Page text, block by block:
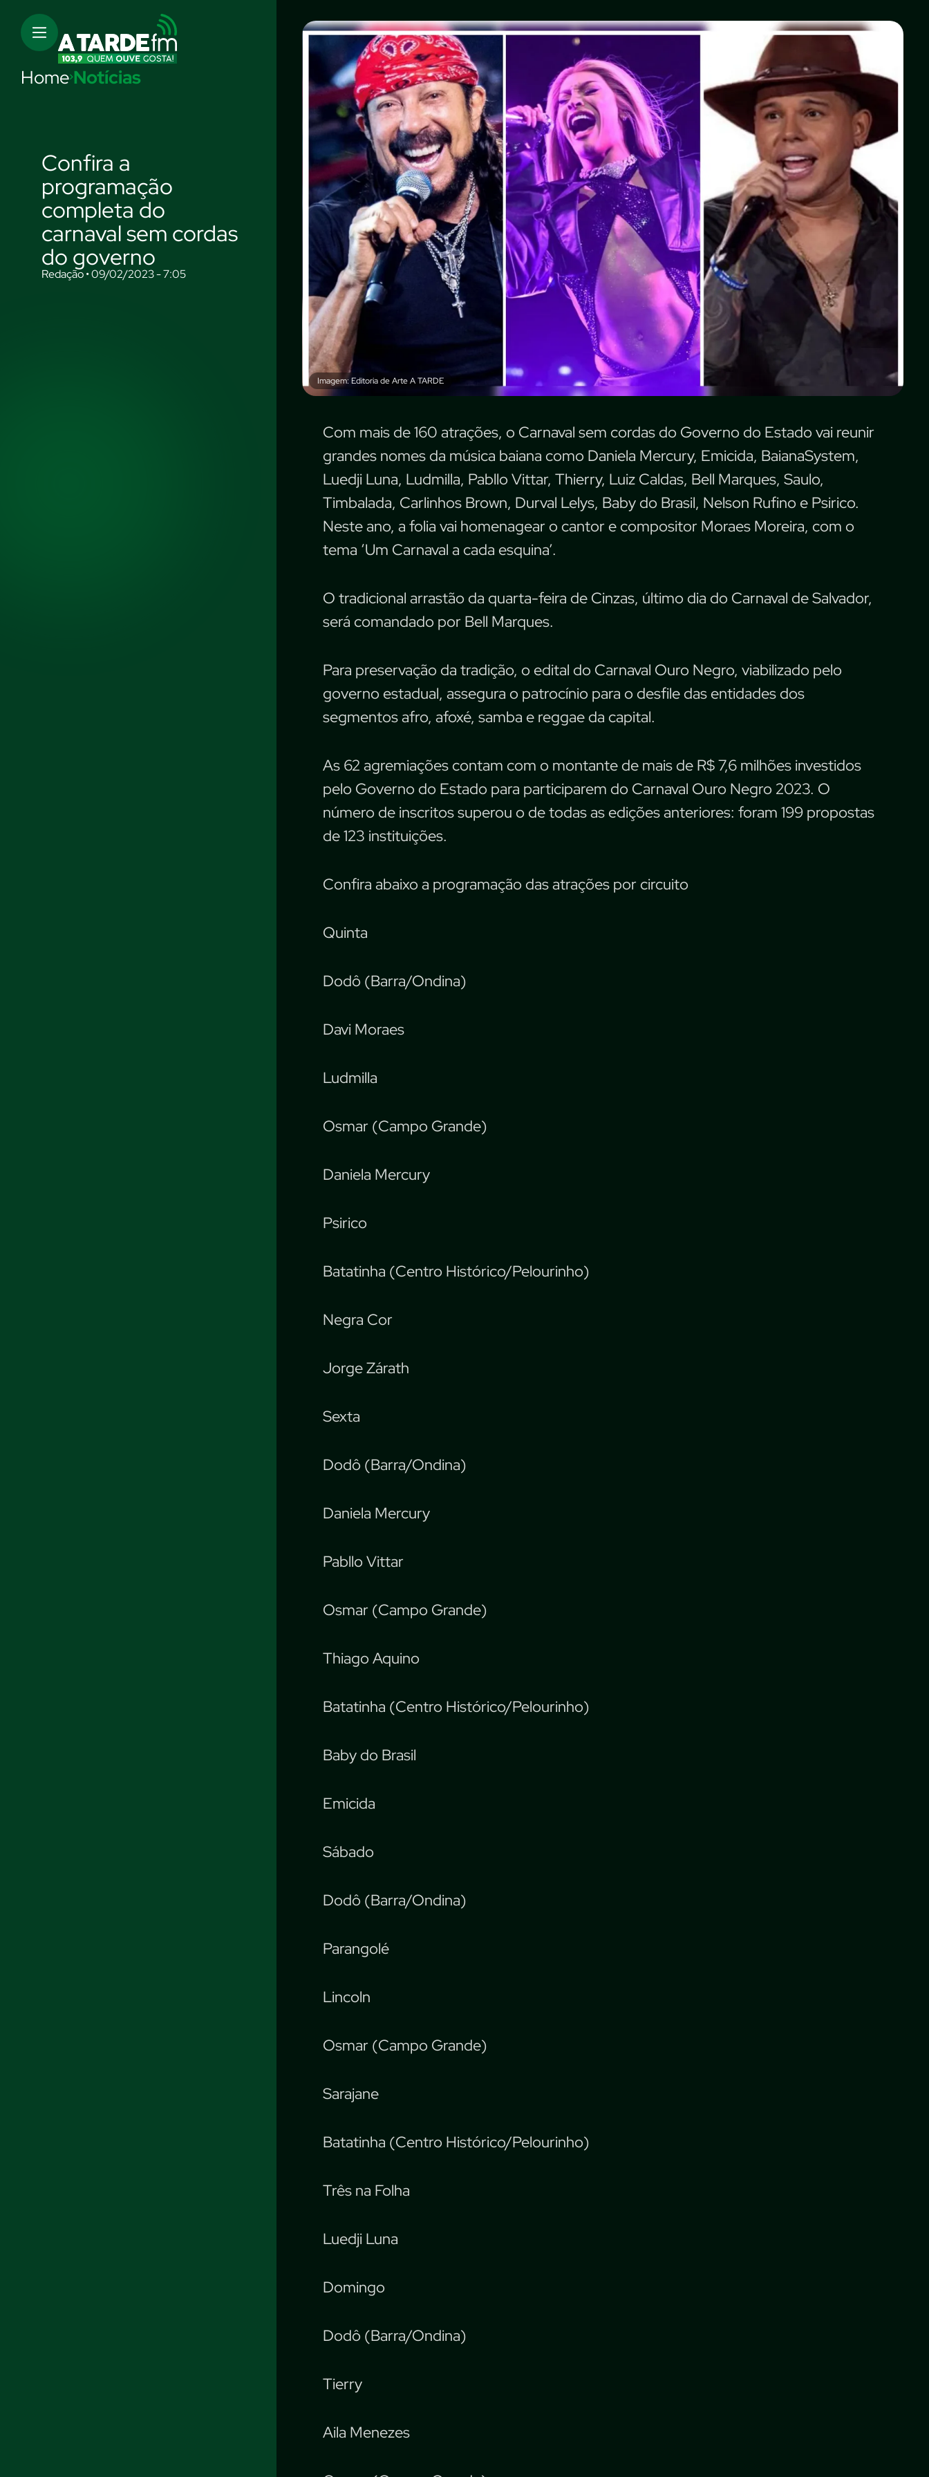
Home Notícias
Confira a
programação
completa do
carnaval sem cordas
do governo
Redação • 09/02/2023 - 7:05
Imagem: Editoria de Arte A TARDE
Com mais de 160 atrações, o Carnaval sem cordas do Governo do Estado vai reunir
grandes nomes da música baiana como Daniela Mercury, Emicida, BaianaSystem,
Luedji Luna, Ludmilla, Pabllo Vittar, Thierry, Luiz Caldas, Bell Marques, Saulo,
Timbalada, Carlinhos Brown, Durval Lelys, Baby do Brasil, Nelson Rufino e Psirico.
Neste ano, a folia vai homenagear o cantor e compositor Moraes Moreira, com o
tema ‘Um Carnaval a cada esquina’.
O tradicional arrastão da quarta-feira de Cinzas, último dia do Carnaval de Salvador,
será comandado por Bell Marques.
Para preservação da tradição, o edital do Carnaval Ouro Negro, viabilizado pelo
governo estadual, assegura o patrocínio para o desfile das entidades dos
segmentos afro, afoxé, samba e reggae da capital.
As 62 agremiações contam com o montante de mais de R$ 7,6 milhões investidos
pelo Governo do Estado para participarem do Carnaval Ouro Negro 2023. O
número de inscritos superou o de todas as edições anteriores: foram 199 propostas
de 123 instituições.
Confira abaixo a programação das atrações por circuito
Quinta
Dodô (Barra/Ondina)
Davi Moraes
Ludmilla
Osmar (Campo Grande)
Daniela Mercury
Psirico
Batatinha (Centro Histórico/Pelourinho)
Negra Cor
Jorge Zárath
Sexta
Dodô (Barra/Ondina)
Daniela Mercury
Pabllo Vittar
Osmar (Campo Grande)
Thiago Aquino
Batatinha (Centro Histórico/Pelourinho)
Baby do Brasil
Emicida
Sábado
Dodô (Barra/Ondina)
Parangolé
Lincoln
Osmar (Campo Grande)
Sarajane
Batatinha (Centro Histórico/Pelourinho)
Três na Folha
Luedji Luna
Domingo
Dodô (Barra/Ondina)
Tierry
Aila Menezes